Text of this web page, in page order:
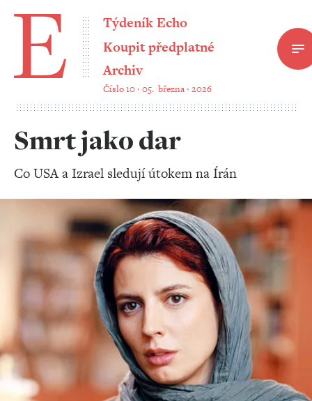
Týdeník Echo
Koupit předplatné
Archiv
Číslo 10 ‧ 05. března ‧ 2026
Smrt jako dar
Co USA a Izrael sledují útokem na Írán